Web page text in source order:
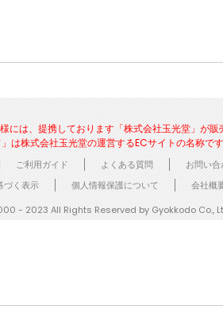
は、提携しております「株式会社玉光堂」が販
」は株式会社玉光堂の運営するECサイトの名称です
ご利用ガイド よくある質問
お問い
づく表示
個人情報保護について
会社概
- 2023 All Rights Reserved by Gyokkodo Co.,